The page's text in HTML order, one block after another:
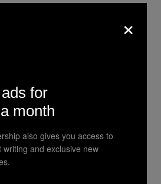
sale de vedere
pentru că avea
B; d-aia l-au tratat cu
(După două luni, a spus
×
for
month
also gives you access to
writing and exclusive new